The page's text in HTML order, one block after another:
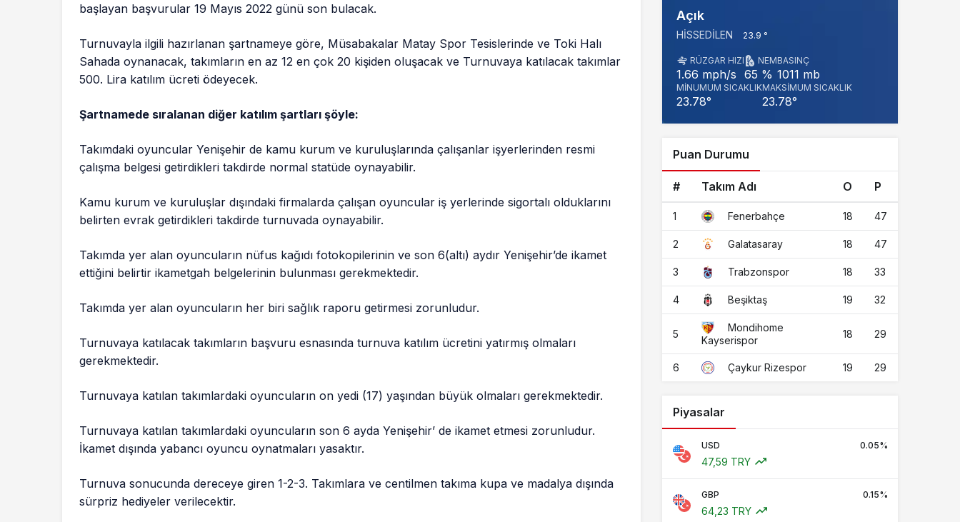
başlayan başvurular 19 Mayıs 2022 günü son bulacak.
Turnuvayla ilgili hazırlanan şartnameye göre, Müsabakalar Matay Spor Tesislerinde ve Toki Halı
Sahada oynanacak, takımların en az 12 en çok 20 kişiden oluşacak ve Turnuvaya katılacak takımlar
500. Lira katılım ücreti ödeyecek.
Şartnamede sıralanan diğer katılım şartları şöyle:
Takımdaki oyuncular Yenişehir de kamu kurum ve kuruluşlarında çalışanlar işyerlerinden resmi
çalışma belgesi getirdikleri takdirde normal statüde oynayabilir.
Kamu kurum ve kuruluşlar dışındaki firmalarda çalışan oyuncular iş yerlerinde sigortalı olduklarını
belirten evrak getirdikleri takdirde turnuvada oynayabilir.
Takımda yer alan oyuncuların nüfus kağıdı fotokopilerinin ve son 6(altı) aydır Yenişehir’de ikamet
ettiğini belirtir ikametgah belgelerinin bulunması gerekmektedir.
Takımda yer alan oyuncuların her biri sağlık raporu getirmesi zorunludur.
Turnuvaya katılacak takımların başvuru esnasında turnuva katılım ücretini yatırmış olmaları
gerekmektedir.
Turnuvaya katılan takımlardaki oyuncuların on yedi (17) yaşından büyük olmaları gerekmektedir.
Turnuvaya katılan takımlardaki oyuncuların son 6 ayda Yenişehir’ de ikamet etmesi zorunludur.
İkamet dışında yabancı oyuncu oynatmaları yasaktır.
Turnuva sonucunda dereceye giren 1-2-3. Takımlara ve centilmen takıma kupa ve madalya dışında
sürpriz hediyeler verilecektir.
Açık
HISSEDILEN 23.9 °
RÜZGAR HIZI
1.66 mph/s
NEM
65 %
BASINÇ
1011 mb
MINUMUM SICAKLIK
23.78°
MAKSIMUM SICAKLIK
23.78°
Puan Durumu
# Takım Adı O P
1 Fenerbahçe 18 47
2 Galatasaray 18 47
3 Trabzonspor 18 33
4 Beşiktaş 19 32
5
Mondihome
Kayserispor
18 29
6 Çaykur Rizespor 19 29
Piyasalar
USD 0.05%
47,59 TRY
GBP 0.15%
64,23 TRY